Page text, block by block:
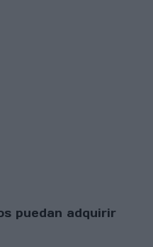
puedan adquirir